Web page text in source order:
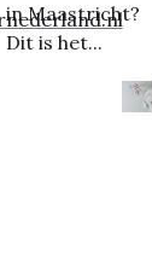
in Maastricht?
Dit is het...